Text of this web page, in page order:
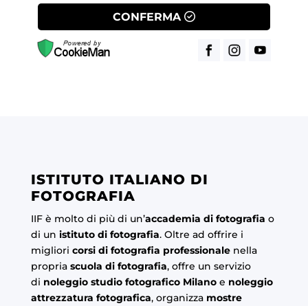
CONFERMA
ISTITUTO ITALIANO DI
FOTOGRAFIA
IIF è molto di più di un’accademia di fotografia o
di un istituto di fotografia. Oltre ad offrire i
migliori corsi di fotografia professionalenella
propria scuola di fotografia, offre un servizio
di noleggio studio fotografico Milano e noleggio
attrezzatura fotografica, organizza mostre